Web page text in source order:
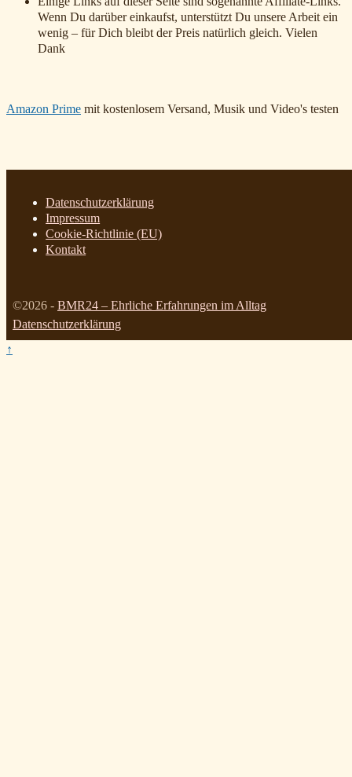
Wenn Du darüber einkaufst, unterstützt Du unsere Arbeit ein
wenig – für Dich bleibt der Preis natürlich gleich. Vielen
Dank
Amazon Prime mit kostenlosem Versand, Musik und Video's testen
Datenschutzerklärung
Impressum
Cookie-Richtlinie (EU)
Kontakt
©2026 - BMR24 – Ehrliche Erfahrungen im Alltag
Datenschutzerklärung
↑